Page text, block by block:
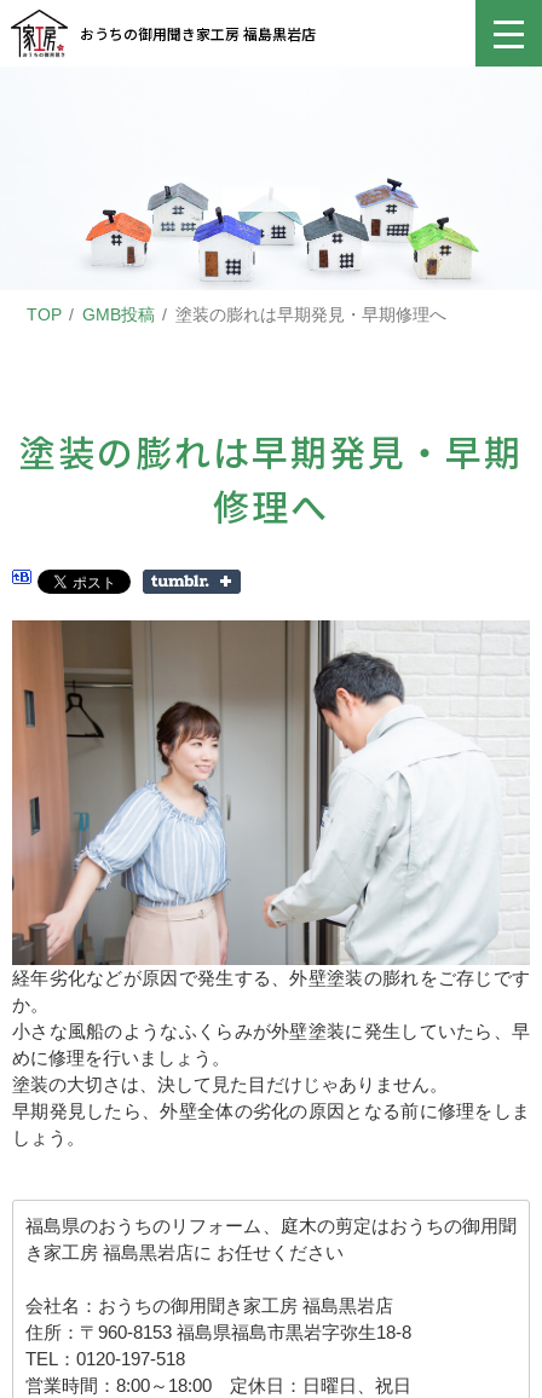
おうちの御用聞き家工房 福島黒岩店
TOP GMB投稿 塗装の膨れは早期発見・早期修理へ
塗装の膨れは早期発見・早期
修理へ
経年劣化などが原因で発生する、外壁塗装の膨れをご存じです
か。
小さな風船のようなふくらみが外壁塗装に発生していたら、早
めに修理を行いましょう。
塗装の大切さは、決して見た目だけじゃありません。
早期発見したら、外壁全体の劣化の原因となる前に修理をしま
しょう。
福島県のおうちのリフォーム、庭木の剪定はおうちの御用聞
き家工房 福島黒岩店に お任せください
会社名：おうちの御用聞き家工房 福島黒岩店
住所：〒960-8153 福島県福島市黒岩字弥生18-8
TEL：0120-197-518
営業時間：8:00～18:00 定休日：日曜日、祝日